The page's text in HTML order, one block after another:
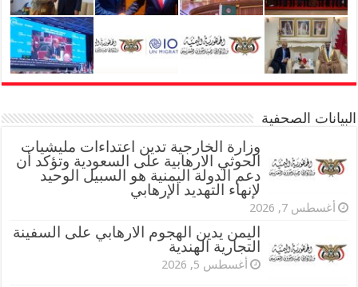
البيانات الصحفية
وزارة الخارجية تدين اعتداءات مليشيات
الحوثي الارهابية على السعودية وتؤكد أن
دعم الدولة اليمنية هو السبيل الوحيد
لإنهاء التهديد الإرهابي
أغسطس 7, 2026
اليمن يدين الهجوم الارهابي على السفينة
التجارية الهندية
أغسطس 5, 2026